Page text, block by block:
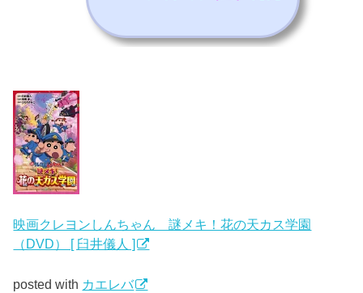
映画クレヨンしんちゃん 謎メキ！花の天カス学園
（DVD） [ 臼井儀人 ]
posted with カエレバ